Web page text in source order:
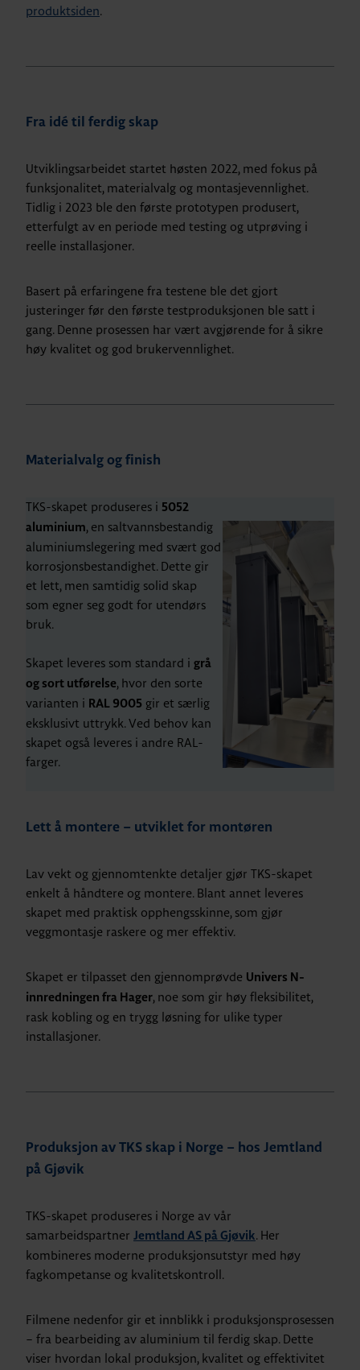
produktsiden.
Fra idé til ferdig skap
Utviklingsarbeidet startet høsten 2022, med fokus på
funksjonalitet, materialvalg og montasjevennlighet.
Tidlig i 2023 ble den første prototypen produsert,
etterfulgt av en periode med testing og utprøving i
reelle installasjoner.
Basert på erfaringene fra testene ble det gjort
justeringer før den første testproduksjonen ble satt i
gang. Denne prosessen har vært avgjørende for å sikre
høy kvalitet og god brukervennlighet.
Materialvalg og finish
TKS-skapet produseres i 5052
aluminium, en saltvannsbestandig
aluminiumslegering med svært god
korrosjonsbestandighet. Dette gir
et lett, men samtidig solid skap
som egner seg godt for utendørs
bruk.
Skapet leveres som standard i grå
og sort utførelse, hvor den sorte
varianten i RAL 9005 gir et særlig
eksklusivt uttrykk. Ved behov kan
skapet også leveres i andre RAL-
farger.
Lett å montere – utviklet for montøren
Lav vekt og gjennomtenkte detaljer gjør TKS-skapet
enkelt å håndtere og montere. Blant annet leveres
skapet med praktisk opphengsskinne, som gjør
veggmontasje raskere og mer effektiv.
Skapet er tilpasset den gjennomprøvde Univers N-
innredningen fra Hager, noe som gir høy fleksibilitet,
rask kobling og en trygg løsning for ulike typer
installasjoner.
Produksjon av TKS skap i Norge – hos Jemtland
på Gjøvik
TKS-skapet produseres i Norge av vår
samarbeidspartner Jemtland AS på Gjøvik. Her
kombineres moderne produksjonsutstyr med høy
fagkompetanse og kvalitetskontroll.
Filmene nedenfor gir et innblikk i produksjonsprosessen
– fra bearbeiding av aluminium til ferdig skap. Dette
viser hvordan lokal produksjon, kvalitet og effektivitet